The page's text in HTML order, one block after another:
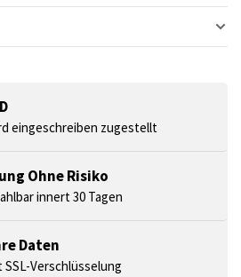
eingeschreiben zugestellt
Ohne Risiko
innert 30 Tagen
Daten
Verschlüsselung